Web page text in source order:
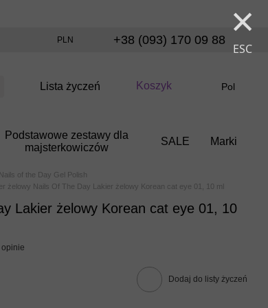
×
ESC
PLN +38 (093) 170 09 88
Lista życzeń Koszyk Pol
Podstawowe zestawy dla
majsterkowiczów
SALE Marki
Nails of the Day Gel Polish
żelowy Nails Of The Day Lakier żelowy Korean cat eye 01, 10 ml
Lakier żelowy Korean cat eye 01, 10
opinie
Dodaj do listy życzeń